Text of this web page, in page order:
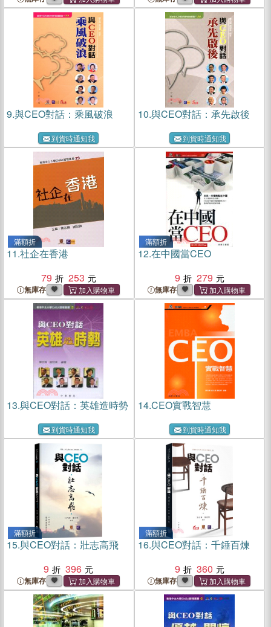
9.與CEO對話：乘風破浪
到貨時通知我
10.與CEO對話：承先啟後
到貨時通知我
滿額折
11.社企在香港
79
253
無庫存
滿額折
12.在中國當CEO
9
279
無庫存
13.與CEO對話：英雄造時勢
到貨時通知我
14.CEO實戰智慧
到貨時通知我
滿額折
15.與CEO對話：壯志高飛
9
396
無庫存
滿額折
16.與CEO對話：千錘百煉
9
360
無庫存